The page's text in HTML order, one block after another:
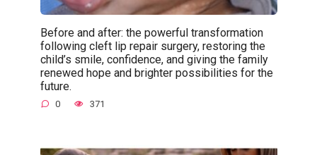
Before and after: the powerful transformation
following cleft lip repair surgery, restoring the
child’s smile, confidence, and giving the family
renewed hope and brighter possibilities for the
future.
0 371